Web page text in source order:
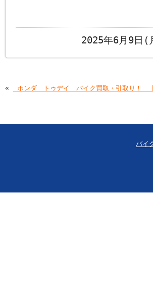
2025年6月9日
« ￼ホンダ トゥデイ バイク買取・引取り！ 【
バイ